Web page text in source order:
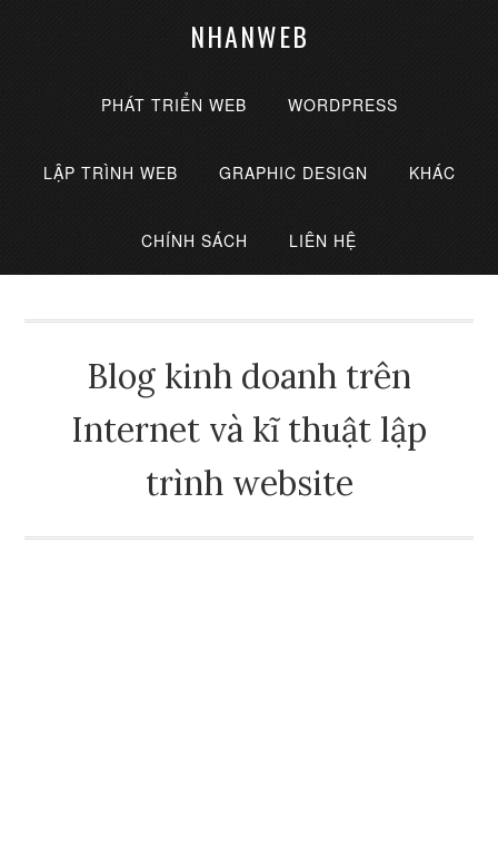
NHANWEB
PHÁT TRIỂN WEB WORDPRESS
LẬP TRÌNH WEB GRAPHIC DESIGN KHÁC
CHÍNH SÁCH LIÊN HỆ
Blog kinh doanh trên
Internet và kĩ thuật lập
trình website